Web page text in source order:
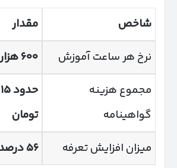
شاخص
مقدار
نرخ هر ساعت آموزش
۶۰۰ هزار تومان
مجموع هزینه
گواهینامه
تومان
میزان افزایش تعرفه
۵۶ درصد